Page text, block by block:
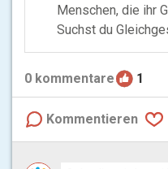
Menschen, die
Suchst du
0 kommentare 1
Kommentieren